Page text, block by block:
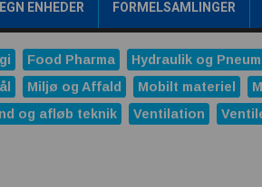
ENHEDER FORMELSAMLINGER
Food Pharma Hydraulik og
Miljø og Affald Mobilt materiel
og afløb teknik Ventilation